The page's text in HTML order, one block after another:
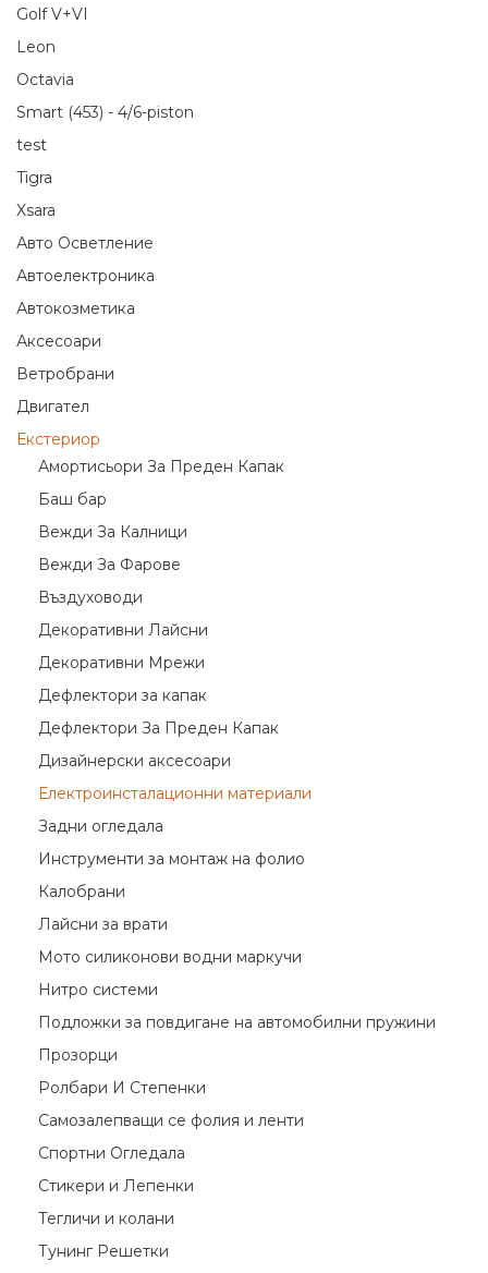
Golf V+VI
Leon
Octavia
Smart (453) - 4/6-piston
test
Tigra
Xsara
Авто Осветление
Автоелектроника
Автокозметика
Аксесоари
Ветробрани
Двигател
Екстериор
Амортисьори За Преден Капак
Баш бар
Вежди За Калници
Вежди За Фарове
Въздуховоди
Декоративни Лайсни
Декоративни Мрежи
Дефлектори за капак
Дефлектори За Преден Капак
Дизайнерски аксесоари
Електроинсталационни материали
Задни огледала
Инструменти за монтаж на фолио
Калобрани
Лайсни за врати
Мото силиконови водни маркучи
Нитро системи
Подложки за повдигане на автомобилни пружини
Прозорци
Ролбари И Степенки
Самозалепващи се фолия и ленти
Спортни Огледала
Стикери и Лепенки
Тегличи и колани
Тунинг Решетки